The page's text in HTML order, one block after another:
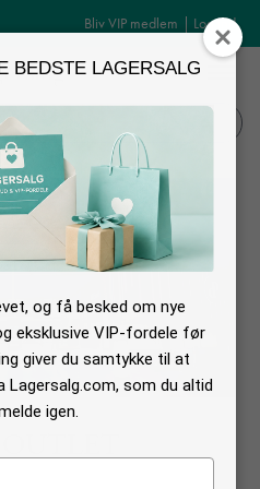
Bliv VIP medlem | Log ind
MENU
BEDSTE LAGERSALG
og få besked om nye
eksklusive VIP-fordele før
giver du samtykke til at
Lagersalg.com, som du altid
igen.